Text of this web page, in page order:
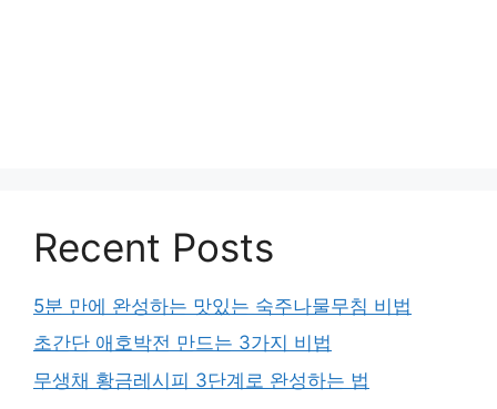
Recent Posts
5분 만에 완성하는 맛있는 숙주나물무침 비법
초간단 애호박전 만드는 3가지 비법
무생채 황금레시피 3단계로 완성하는 법